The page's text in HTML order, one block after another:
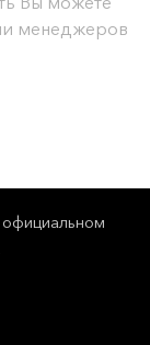
менеджеров